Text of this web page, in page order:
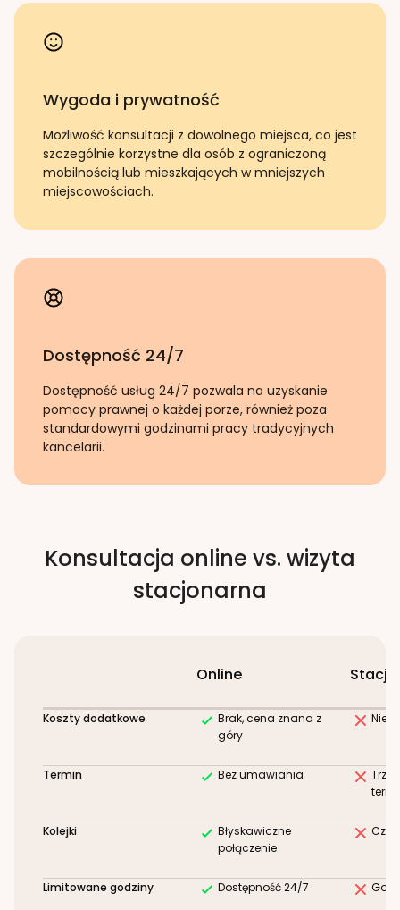
Wygoda i prywatność
Możliwość konsultacji z dowolnego miejsca, co jest
szczególnie korzystne dla osób z ograniczoną
mobilnością lub mieszkających w mniejszych
miejscowościach.
Dostępność 24/7
Dostępność usług 24/7 pozwala na uzyskanie
pomocy prawnej o każdej porze, również poza
standardowymi godzinami pracy tradycyjnych
kancelarii.
Konsultacja online vs. wizyta
stacjonarna
Online
Koszty dodatkowe
Brak, cena znana z
góry
Termin Bez umawiania
Kolejki
Błyskawiczne
połączenie
Limitowane godziny Dostępność 24/7